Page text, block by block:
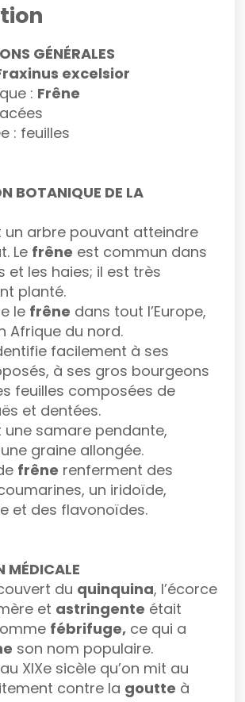
GÉNÉRALES
excelsior
: Frêne
: feuilles
BOTANIQUE DE LA
un arbre pouvant atteindre
Le frêne est commun dans
et les haies; il est très
planté.
le frêne dans tout l’Europe,
Afrique du nord.
facilement à ses
à ses gros bourgeons
feuilles composées de
et dentées.
une samare pendante,
graine allongée.
frêne renferment des
un iridoïde,
et des flavonoïdes.
MÉDICALE
du quinquina, l’écorce
et astringente était
fébrifuge, ce qui a
son nom populaire.
XIXe sicèle qu’on mit au
contre la goutte à